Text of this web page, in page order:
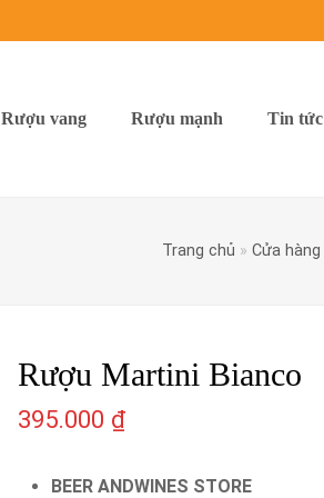
Rượu vang Rượu mạnh Tin tức
Trang chủ » Cửa hàng
Rượu Martini Bianco
395.000 ₫
BEER ANDWINES STORE